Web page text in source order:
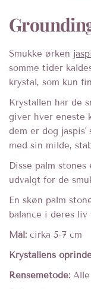
Smukke ørken
somme tider
krystal, som kun
Krystallen har de
giver hver eneste
dem er dog
med sin milde,
Disse palm
udvalgt for de
En skøn palm
balance i deres liv
Mål: cirka 5-7 cm
Krystallens
Rensemetode: Alle